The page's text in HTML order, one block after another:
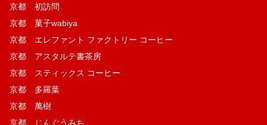
京都 初訪問
京都 菓子wabiya
京都 エレファント ファクトリー コーヒー
京都 アスタルテ書茶房
京都 スティックス コーヒー
京都 多羅葉
京都 萬樹
京都 じんぐうみち